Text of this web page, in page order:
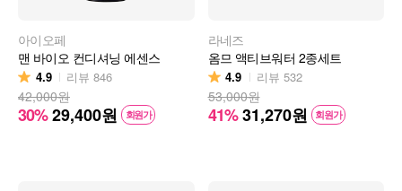
아이오페
맨 바이오 컨디셔닝 에센스
4.9 리뷰 846
42,000원
30%29,400원 회원가
라네즈
옴므 액티브워터 2종세트
4.9 리뷰 532
53,000원
41%31,270원 회원가